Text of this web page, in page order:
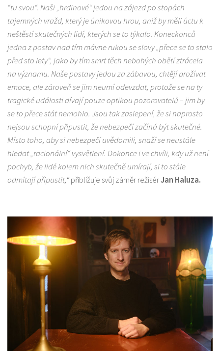
“tu svou“. Naši „hrdinové“ jedou na zájezd po stopách
tajemných vražd, který je únikovou hrou, aniž by měli úctu k
neštěstí skutečných lidí, kterých se to týkalo. Koneckonců
jedna z postav nad tím mávne rukou se slovy „přece se to stalo
před sto lety“, jako by tím smrt těch nebohých obětí ztrácela
na významu. Naše postavy jedou za zábavou, chtějí prožívat
emoce, ale zároveň se jim neumí odevzdat, protože se na ty
tragické události dívají pouze optikou pozorovatelů – jim by
se to přece stát nemohlo. Jsou tak zaslepení, že si naprosto
nejsou schopní připustit, že nebezpečí začíná být skutečné.
Místo toho, aby si nebezpečí uvědomili, snaží se neustále
hledat „racionální“ vysvětlení. Dokonce i ve chvíli, kdy už není
pochyb, že lidé kolem nich skutečně umírají, si to stále
odmítají připustit,“přibližuje svůj záměr režisérJan Haluza.